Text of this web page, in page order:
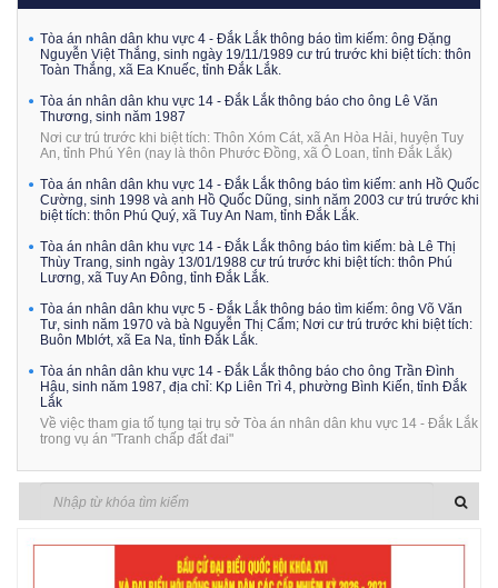
Tòa án nhân dân khu vực 4 - Đắk Lắk thông báo tìm kiếm: ông Đặng
Nguyễn Việt Thắng, sinh ngày 19/11/1989 cư trú trước khi biệt tích: thôn
Toàn Thắng, xã Ea Knuếc, tỉnh Đắk Lắk.
Tòa án nhân dân khu vực 14 - Đắk Lắk thông báo cho ông Lê Văn
Thương, sinh năm 1987
Nơi cư trú trước khi biệt tích: Thôn Xóm Cát, xã An Hòa Hải, huyện Tuy
An, tỉnh Phú Yên (nay là thôn Phước Đồng, xã Ô Loan, tỉnh Đắk Lắk)
Tòa án nhân dân khu vực 14 - Đắk Lắk thông báo tìm kiếm: anh Hồ Quốc
Cường, sinh 1998 và anh Hồ Quốc Dũng, sinh năm 2003 cư trú trước khi
biệt tích: thôn Phú Quý, xã Tuy An Nam, tỉnh Đắk Lắk.
Tòa án nhân dân khu vực 14 - Đắk Lắk thông báo tìm kiếm: bà Lê Thị
Thùy Trang, sinh ngày 13/01/1988 cư trú trước khi biệt tích: thôn Phú
Lương, xã Tuy An Đông, tỉnh Đắk Lắk.
Tòa án nhân dân khu vực 5 - Đắk Lắk thông báo tìm kiếm: ông Võ Văn
Tư, sinh năm 1970 và bà Nguyễn Thị Cẩm; Nơi cư trú trước khi biệt tích:
Buôn Mblớt, xã Ea Na, tỉnh Đắk Lắk.
Tòa án nhân dân khu vực 14 - Đắk Lắk thông báo cho ông Trần Đình
Hậu, sinh năm 1987, địa chỉ: Kp Liên Trì 4, phường Bình Kiến, tỉnh Đắk
Lắk
Về việc tham gia tố tụng tại trụ sở Tòa án nhân dân khu vực 14 - Đắk Lắk
trong vụ án "Tranh chấp đất đai"